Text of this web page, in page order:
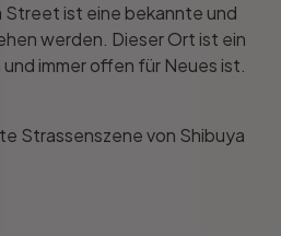
Street ist eine bekannte und
werden. Dieser Ort ist ein
immer offen für Neues ist.
Strassenszene von Shibuya